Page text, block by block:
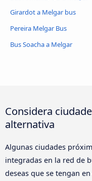
Girardot a Melgar bus
Pereira Melgar Bus
Bus Soacha a Melgar
Considera
alternativa
Algunas ciudades
integradas en la red de
deseas que se tengan